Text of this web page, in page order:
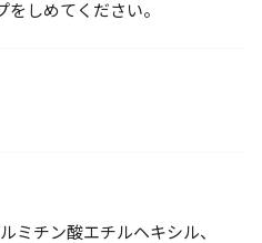
しめてください。
ミチン酸エチルヘキシル、